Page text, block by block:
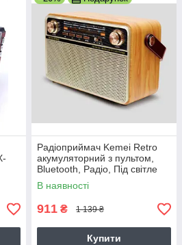
Радіоприймач Kemei Retro
акумуляторний з пультом,
Bluetooth, Радіо, Під світле
дерево
В наявності
911 ₴ 1 139 ₴
Купити